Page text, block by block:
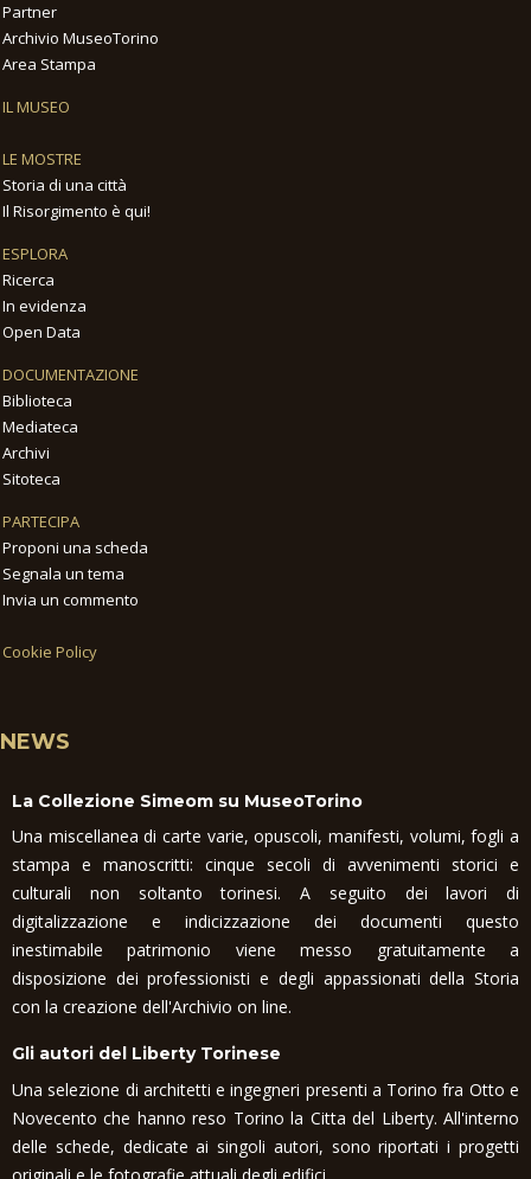
Partner
Archivio MuseoTorino
Area Stampa
IL MUSEO
LE MOSTRE
Storia di una città
Il Risorgimento è qui!
ESPLORA
Ricerca
In evidenza
Open Data
DOCUMENTAZIONE
Biblioteca
Mediateca
Archivi
Sitoteca
PARTECIPA
Proponi una scheda
Segnala un tema
Invia un commento
Cookie Policy
NEWS
La Collezione Simeom su MuseoTorino
Una miscellanea di carte varie, opuscoli, manifesti, volumi, fogli a
stampa e manoscritti: cinque secoli di avvenimenti storici e
culturali non soltanto torinesi. A seguito dei lavori di
digitalizzazione e indicizzazione dei documenti questo
inestimabile patrimonio viene messo gratuitamente a
disposizione dei professionisti e degli appassionati della Storia
con la creazione dell'Archivio on line.
Gli autori del Liberty Torinese
Una selezione di architetti e ingegneri presenti a Torino fra Otto e
Novecento che hanno reso Torino la Citta del Liberty. All'interno
delle schede, dedicate ai singoli autori, sono riportati i progetti